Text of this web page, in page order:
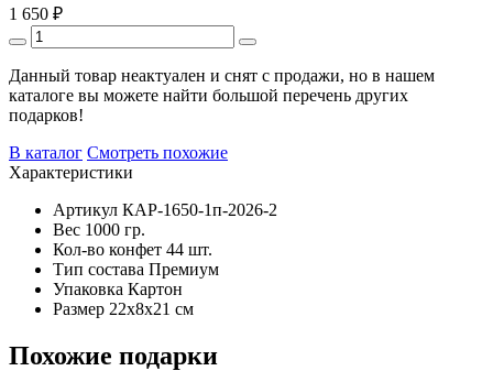
1 650 ₽
Данный товар неактуален и снят с продажи, но в нашем
каталоге вы можете найти большой перечень других
подарков!
В каталог Смотреть похожие
Характеристики
Артикул КАР-1650-1п-2026-2
Вес 1000 гр.
Кол-во конфет 44 шт.
Тип состава Премиум
Упаковка Картон
Размер 22х8х21 см
Похожие подарки